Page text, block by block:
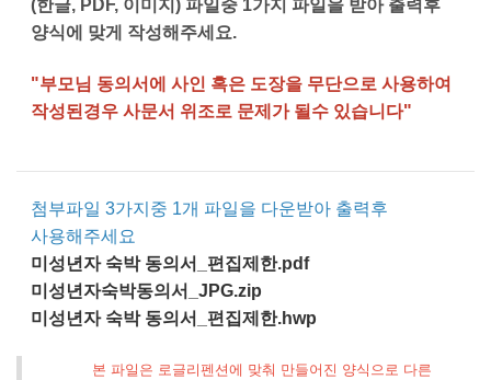
(한글, PDF, 이미지) 파일중 1가지 파일을 받아 출력후
양식에 맞게 작성해주세요.
"부모님 동의서에 사인 혹은 도장을 무단으로 사용하여
작성된경우 사문서 위조로 문제가 될수 있습니다"
첨부파일 3가지중 1개 파일을 다운받아 출력후
사용해주세요
미성년자 숙박 동의서_편집제한.pdf
미성년자숙박동의서_JPG.zip
미성년자 숙박 동의서_편집제한.hwp
본 파일은 로글리펜션에 맞춰 만들어진 양식으로 다른